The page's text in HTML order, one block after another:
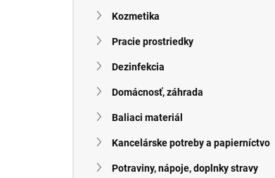
Kozmetika
Pracie prostriedky
Dezinfekcia
Domácnosť, záhrada
Baliaci materiál
Kancelárske potreby a papierníctvo
Potraviny, nápoje, doplnky stravy